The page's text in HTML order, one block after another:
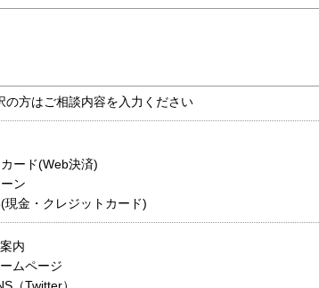
方はご相談内容を入力ください
ード(Web決済)
ン
現金・クレジットカード)
内
ムページ